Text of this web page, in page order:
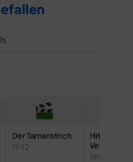
Der Tarnanstrich
1942
Hitze zum
1947